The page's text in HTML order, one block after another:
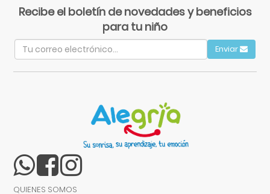
Recibe el boletín de novedades y beneficios
para tu niño
Enviar
QUIENES SOMOS